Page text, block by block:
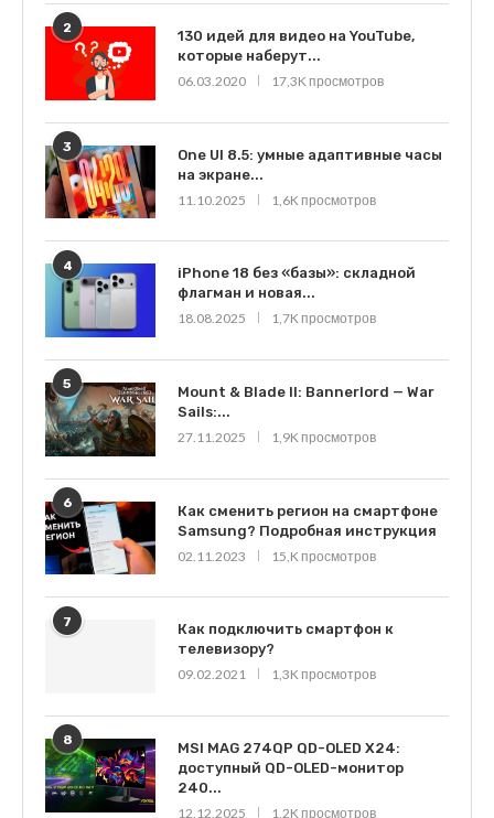
2
130 идей для видео на YouTube,
которые наберут...
06.03.2020
17,3K просмотров
3
One UI 8.5: умные адаптивные часы
на экране...
11.10.2025
1,6K просмотров
4
iPhone 18 без «базы»: складной
флагман и новая...
18.08.2025
1,7K просмотров
5
Mount & Blade II: Bannerlord — War
Sails:...
27.11.2025
1,9K просмотров
6
Как сменить регион на смартфоне
Samsung? Подробная инструкция
02.11.2023
15,K просмотров
7
Как подключить смартфон к
телевизору?
09.02.2021
1,3K просмотров
8
MSI MAG 274QP QD-OLED X24:
доступный QD-OLED-монитор
240...
12.12.2025
1,2K просмотров